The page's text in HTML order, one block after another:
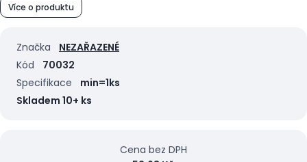
Více o produktu
Značka
NEZAŘAZENÉ
Kód
70032
Specifikace
min=1ks
Skladem 10+ ks
Cena bez DPH